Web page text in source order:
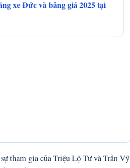
xe Đức và bảng giá 2025 tại
tham gia của Triệu Lộ Tư và Trần Vỹ